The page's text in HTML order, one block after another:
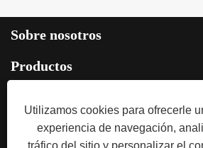
Sobre nosotros
Productos
Contáctenos
Utilizamos cookies para ofrecerle
experiencia de navegación,
tráfico del sitio y personalizar el